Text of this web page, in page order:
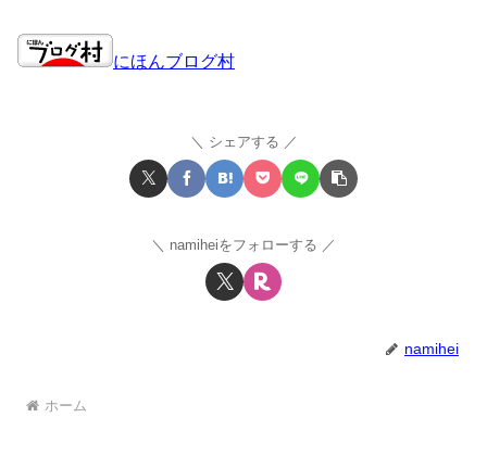
にほんブログ村
シェアする
namiheiをフォローする
namihei
ホーム